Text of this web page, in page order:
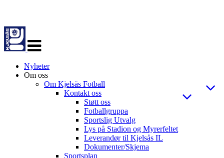
navigasjon
Nyheter
Om oss
Om Kjelsås Fotball
Kontakt oss
Støtt oss
Fotballgruppa
Sportslig Utvalg
Lys på Stadion og Myrerfeltet
Leverandør til Kjelsås IL
Dokumenter/Skjema
Sportsplan